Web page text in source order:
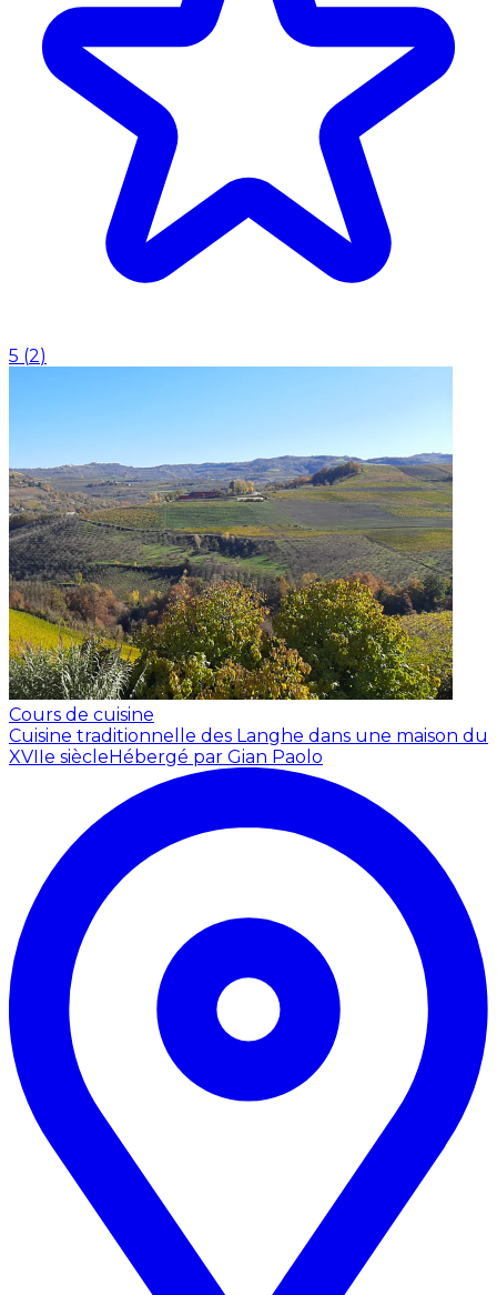
5 (2)
Cours de cuisine
Cuisine traditionnelle des Langhe dans une maison du
XVIIe siècleHébergé par Gian Paolo